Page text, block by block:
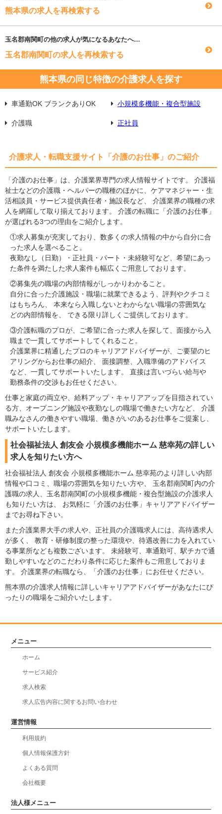
熊本県の求人を再検索する
玉名郡南関町の他の求人が気になるあなたへ…
玉名郡南関町の求人を再検索する
熊本県の同じ特徴の介護求人を探す
車通勤OK ブランクありOK 小規模多機能・複合型施設
介護職 正社員
介護求人・転職支援サイト「介護のお仕事」のご紹介
「介護のお仕事」は、介護業界専門の求人情報サイトです。 介護福
祉士などの介護職・ヘルパーの職種のほかに、ケアマネジャー・生
活相談員・サービス提供責任者・施設長など、 介護業界の職種の求
人を網羅して取り揃えております。 介護の転職に「介護のお仕事」
が選ばれる3つの理由をご紹介します。
①求人募集が充実しており、数多くの求人情報の中から自分に合
った求人を選べること。
夜勤なし（日勤）・正社員・パート・未経験可など、希望にあっ
た条件を満たした求人案件も幅広くご用意しております。
②募集先の職場の内部情報がしっかりわかること。
自分に合った介護施設・職場に就業できるよう、評判やクチコミ
はもちろん、 本来なら入職しないとわからない職場の雰囲気な
どの内部情報を、 できる限り詳しくご提供しております。
③介護転職のプロが、ご希望に合った求人を探して、面接から入
職まで一貫してサポートしてくれること。
介護業界に精通したプロのキャリアアドバイザーが、ご要望のヒ
アリングからお仕事の紹介、 面接調整、入職準備のアドバイス
など、一貫してサポートいたします。 直接は言いづらい給与や
勤務条件の交渉もお任せください。
仕事と家庭の両立や、給料アップ・キャリアアップを目指されてい
る方、オープニング施設や夜勤なしの職場で働きたい方など、 介護
職みなさんの働きやすい職場、働きがいのあるお仕事をご提案し、
サポートいたします。
社会福祉法人 創友会 小規模多機能ホーム 慈幸苑の詳しい
求人を知りたい方へ
社会福祉法人 創友会 小規模多機能ホーム 慈幸苑のより詳しい内部
情報や口コミ、職場の雰囲気を知りたい方や、 玉名郡南関町内の介
護職の求人、玉名郡南関町の小規模多機能・複合型施設の介護求人
も知りたい方は、 お気軽に「介護のお仕事」キャリアアドバイザー
までお尋ね下さい。
また介護業界大手の求人や、正社員の介護職求人には、高待遇求人
が多く、 教育・研修制度の整った環境や、待遇改善に力を入れてい
る事業所なども複数ございます。 未経験可、車通勤可、駅チカで通
勤しやすいなどのこだわり条件に応じた案件もご用意しておりま
す。 介護業界の転職なら、「介護のお仕事」にお任せください。
熊本県の介護求人情報に詳しいキャリアアドバイザーがあなたにぴ
ったりの職場をご紹介いたします。
メニュー
ホーム
サービス紹介
求人検索
求人広告内容に関するお問い合わせ
運営情報
利用規約
個人情報保護方針
よくある質問
会社概要
法人様メニュー